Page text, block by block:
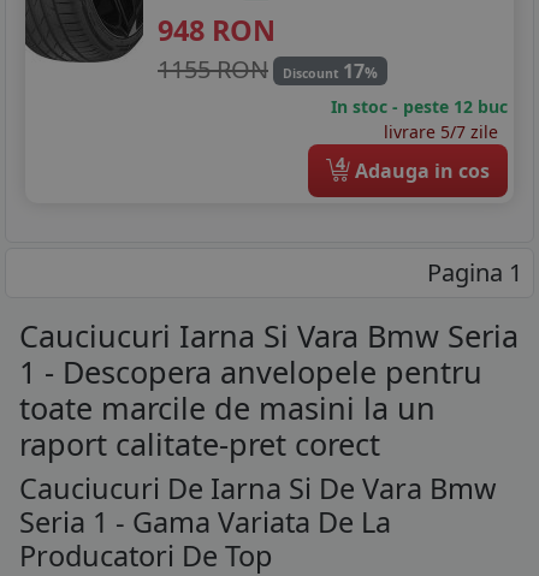
948 RON
1155 RON Discount 17%
In stoc - peste 12 buc
livrare 5/7 zile
4 Adauga in cos
Pagina 1
Cauciucuri Iarna Si Vara Bmw Seria
1 - Descopera anvelopele pentru
toate marcile de masini la un
raport calitate-pret corect
Cauciucuri De Iarna Si De Vara Bmw
Seria 1 - Gama Variata De La
Producatori De Top